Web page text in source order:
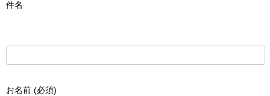
件名
お名前 (必須)